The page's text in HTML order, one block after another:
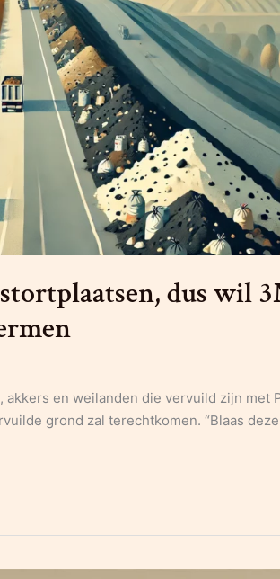
dus wil
en weilanden die vervuild zijn met
grond zal terechtkomen. “Blaas